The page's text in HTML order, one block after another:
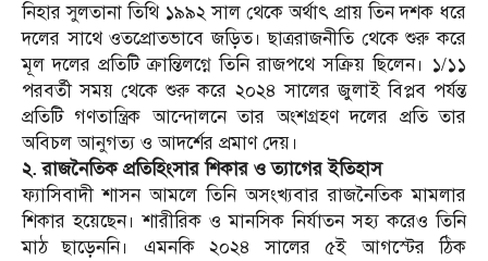
​নিহার সুলতানা তিথি ১৯৯২ সাল থেকে অর্থাৎ প্রায় তিন দশক ধরে
দলের সাথে ওতপ্রোতভাবে জড়িত। ছাত্ররাজনীতি থেকে শুরু করে
মূল দলের প্রতিটি ক্রান্তিলগ্নে তিনি রাজপথে সক্রিয় ছিলেন। ১/১১
পরবর্তী সময় থেকে শুরু করে ২০২৪ সালের জুলাই বিপ্লব পর্যন্ত
প্রতিটি গণতান্ত্রিক আন্দোলনে তার অংশগ্রহণ দলের প্রতি তার
অবিচল আনুগত্য ও আদর্শের প্রমাণ দেয়।
২. রাজনৈতিক প্রতিহিংসার শিকার ও ত্যাগের ইতিহাস
​ফ্যাসিবাদী শাসন আমলে তিনি অসংখ্যবার রাজনৈতিক মামলার
শিকার হয়েছেন। শারীরিক ও মানসিক নির্যাতন সহ্য করেও তিনি
মাঠ ছাড়েননি। এমনকি ২০২৪ সালের ৫ই আগস্টের ঠিক